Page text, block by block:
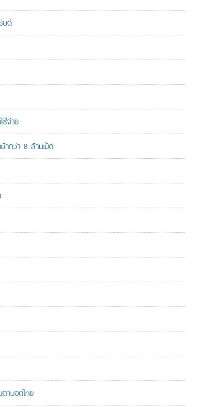
บดี
จ่าย
กว่า 8 ล้านเม็ด
าบอดไทย